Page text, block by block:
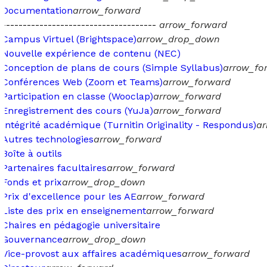
Documentationarrow_forward
------------------------------------- arrow_forward
Campus Virtuel (Brightspace)arrow_drop_down
Nouvelle expérience de contenu (NEC)
Conception de plans de cours (Simple Syllabus)
Conférences Web (Zoom et Teams)arrow_forward
Participation en classe (Wooclap)arrow_forward
Enregistrement des cours (YuJa)arrow_forward
Intégrité académique (Turnitin Originality - Respondus)
Autres technologiesarrow_forward
Boîte à outils
Partenaires facultairesarrow_forward
Fonds et prixarrow_drop_down
Prix d'excellence pour les AEarrow_forward
Liste des prix en enseignementarrow_forward
Chaires en pédagogie universitaire
Gouvernancearrow_drop_down
Vice-provost aux affaires académiquesarrow_forward